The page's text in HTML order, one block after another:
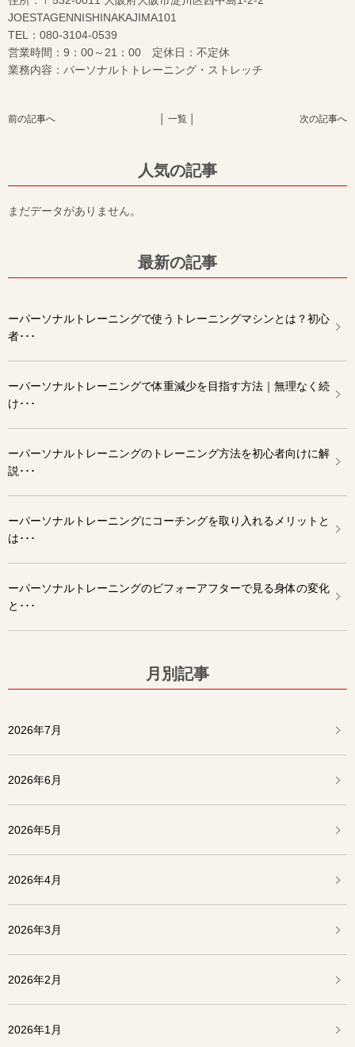
JOESTAGENNISHINAKAJIMA101
TEL：080-3104-0539
営業時間：9：00～21：00 定休日：不定休
業務内容：パーソナルトトレーニング・ストレッチ
前の記事へ 次の記事へ
│ 一覧 │
人気の記事
まだデータがありません。
最新の記事
ーパーソナルトレーニングで使うトレーニングマシンとは？初心
者･･･
ーパーソナルトレーニングで体重減少を目指す方法｜無理なく続
け･･･
ーパーソナルトレーニングのトレーニング方法を初心者向けに解
説･･･
ーパーソナルトレーニングにコーチングを取り入れるメリットと
は･･･
ーパーソナルトレーニングのビフォーアフターで見る身体の変化
と･･･
月別記事
2026年7月
2026年6月
2026年5月
2026年4月
2026年3月
2026年2月
2026年1月